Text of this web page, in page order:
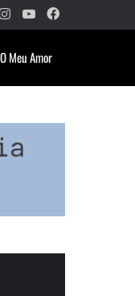
YouTube
Instagram